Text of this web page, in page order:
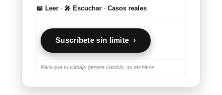
📖 Leer · 🎤 Escuchar · Casos reales
Suscríbete sin límite ›
Para que tu trabajo genere cambio, no archivos.